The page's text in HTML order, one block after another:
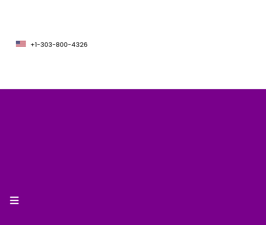
+1-303-800-4326